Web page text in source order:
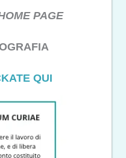
PAGE
QUI